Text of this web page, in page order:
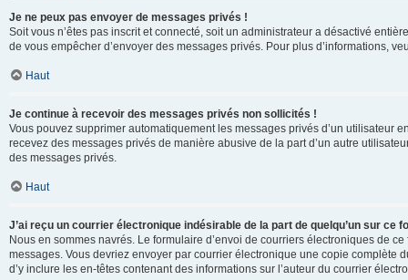
Je ne peux pas envoyer de messages privés !
Soit vous n’êtes pas inscrit et connecté, soit un administrateur a désactivé
de vous empêcher d’envoyer des messages privés. Pour plus d’informations,
Haut
Je continue à recevoir des messages privés non sollicités !
Vous pouvez supprimer automatiquement les messages privés d’un utilisateur
recevez des messages privés de manière abusive de la part d’un autre
des messages privés.
Haut
J’ai reçu un courrier électronique indésirable de la part de quelqu’un sur ce
Nous en sommes navrés. Le formulaire d’envoi de courriers électroniques de
messages. Vous devriez envoyer par courrier électronique une copie complète
d’y inclure les en-têtes contenant des informations sur l’auteur du courrier